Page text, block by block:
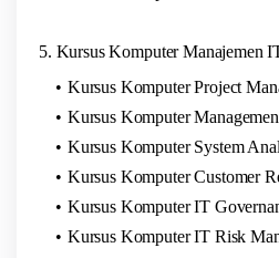
5. Kursus Komputer Manajemen
Kursus Komputer Project
Kursus Komputer
Kursus Komputer System
Kursus Komputer Customer
Kursus Komputer IT
Kursus Komputer IT Risk